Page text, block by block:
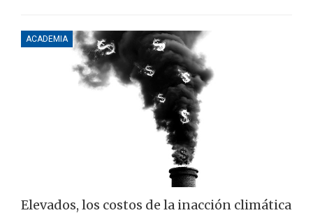
ACADEMIA
Elevados, los costos de la inacción climática